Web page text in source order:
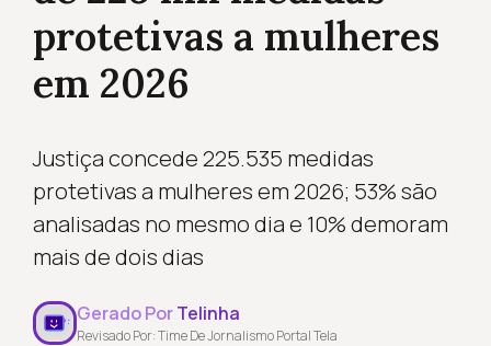
protetivas a mulheres
em 2026
Justiça concede 225.535 medidas
protetivas a mulheres em 2026; 53% são
analisadas no mesmo dia e 10% demoram
mais de dois dias
Gerado PorTelinha
Revisado Por: Time De Jornalismo Portal Tela